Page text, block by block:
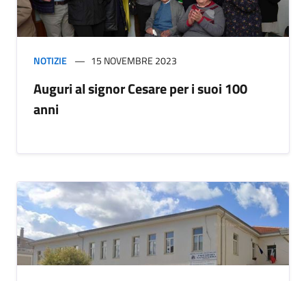
NOTIZIE 15 NOVEMBRE 2023
Auguri al signor Cesare per i suoi 100
anni